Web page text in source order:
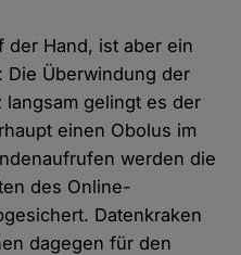
der Hand, ist aber ein
Die Überwindung der
langsam gelingt es der
einen Obolus im
werden die
des Online-
Datenkraken
dagegen für den